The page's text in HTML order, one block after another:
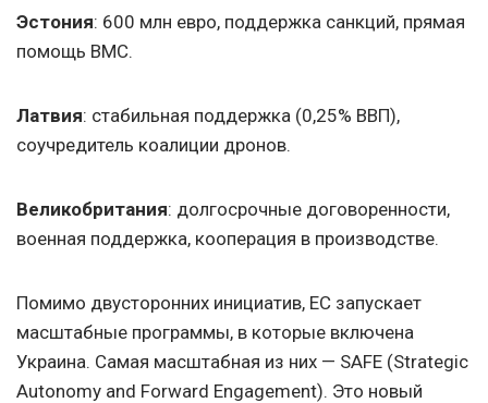
Эстония: 600 млн евро, поддержка санкций, прямая
помощь ВМС.
Латвия: стабильная поддержка (0,25% ВВП),
соучредитель коалиции дронов.
Великобритания: долгосрочные договоренности,
военная поддержка, кооперация в производстве.
Помимо двусторонних инициатив, ЕС запускает
масштабные программы, в которые включена
Украина. Самая масштабная из них — SAFE (Strategic
Autonomy and Forward Engagement). Это новый